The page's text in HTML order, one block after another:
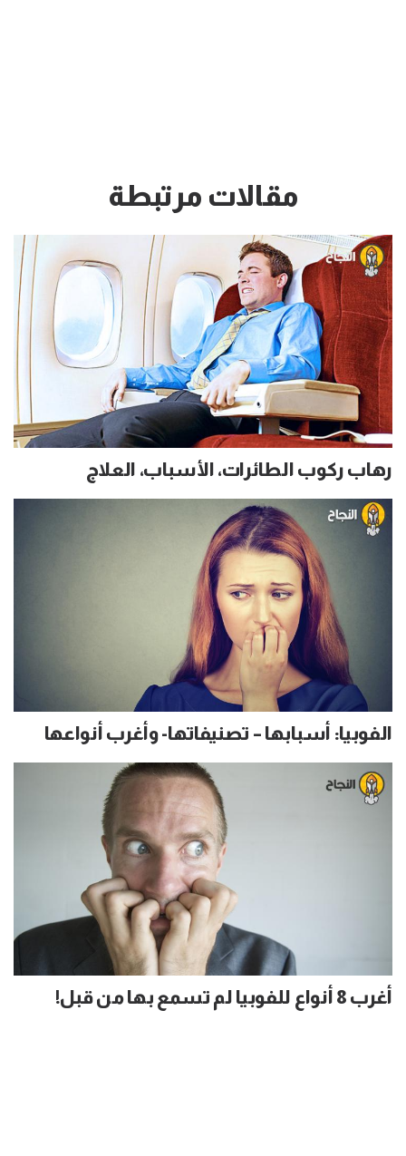
مقالات مرتبطة
رهاب ركوب الطائرات، الأسباب، العلاج
الفوبيا: أسبابها – تصنيفاتها- وأغرب أنواعها
أغرب 8 أنواع للفوبيا لم تسمع بها من قبل!